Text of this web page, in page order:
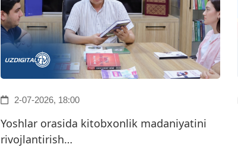
2-07-2026, 18:00
Yoshlar orasida kitobxonlik madaniyatini
rivojlantirish…